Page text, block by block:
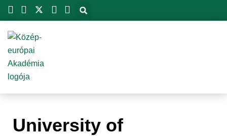
Skip
to
content
University of